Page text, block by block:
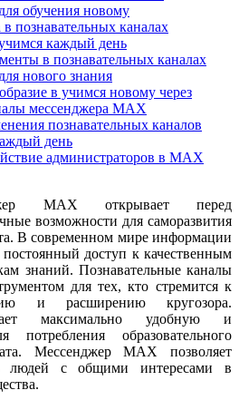
обучения новому
познавательных каналах
каждый день
в познавательных каналах
нового знания
в учимся новому через
мессенджера MAX
познавательных каналов
день
администраторов в MAX
MAX открывает перед
возможности для саморазвития
В современном мире информации
доступ к качественным
знаний. Познавательные каналы
для тех, кто стремится к
и расширению кругозора.
максимально удобную и
образовательного
Мессенджер MAX позволяет
людей с общими интересами в